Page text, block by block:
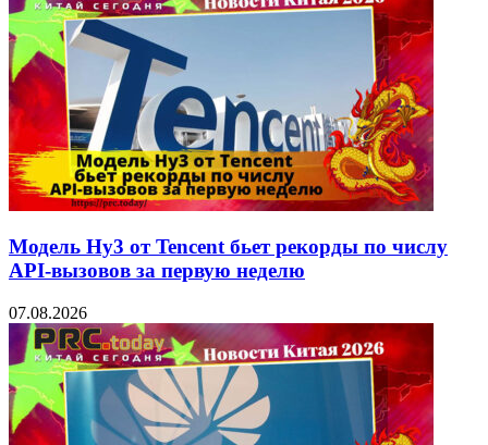
Модель Hy3 от Tencent бьет рекорды по числу
API-вызовов за первую неделю
07.08.2026